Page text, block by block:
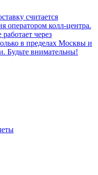
считается
оператором колл-центра.
через
в пределах Москвы и
Будьте внимательны!